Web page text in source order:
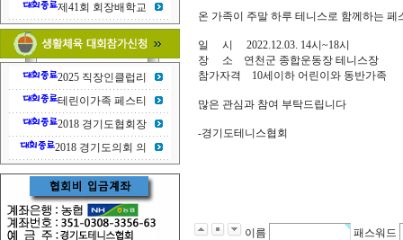
제41회 회장배학교
2025 직장인클럽리
테린이가족 페스티
2018 경기도협회장
2018 경기도의회 의
온 가족이 주말 하루 테니스로 함께하는 페
일 시 2022.12.03. 14시~18시
장 소 연천군 종합운동장 테니스장
참가자격 10세이하 어린이와 동반가족
많은 관심과 참여 부탁드립니다
-경기도테니스협회
이름 패스워드